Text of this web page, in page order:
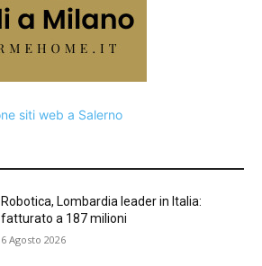
Robotica, Lombardia leader in Italia:
fatturato a 187 milioni
6 Agosto 2026